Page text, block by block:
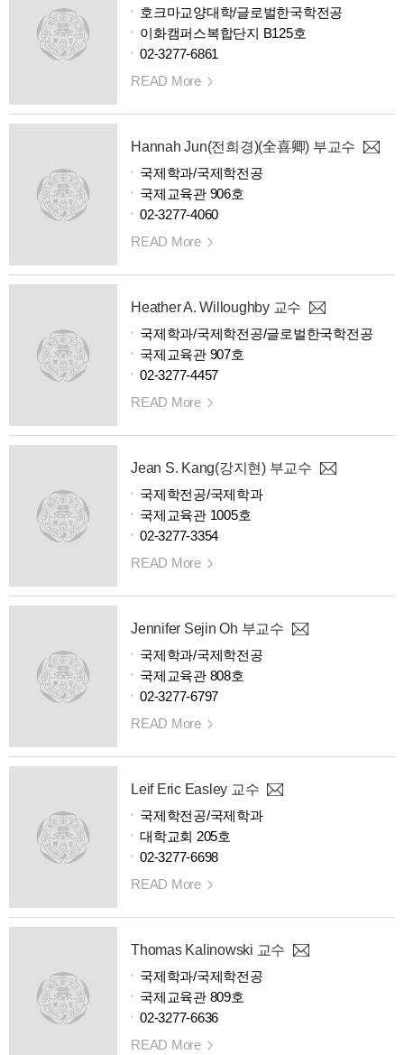
호크마교양대학/글로벌한국학전공
이화캠퍼스복합단지 B125호
02-3277-6861
READ More
Hannah Jun(전희경)(全喜卿) 부교수
국제학과/국제학전공
국제교육관 906호
02-3277-4060
READ More
Heather A. Willoughby 교수
국제학과/국제학전공/글로벌한국학전공
국제교육관 907호
02-3277-4457
READ More
Jean S. Kang(강지현) 부교수
국제학전공/국제학과
국제교육관 1005호
02-3277-3354
READ More
Jennifer Sejin Oh 부교수
국제학과/국제학전공
국제교육관 808호
02-3277-6797
READ More
Leif Eric Easley 교수
국제학전공/국제학과
대학교회 205호
02-3277-6698
READ More
Thomas Kalinowski 교수
국제학과/국제학전공
국제교육관 809호
02-3277-6636
READ More